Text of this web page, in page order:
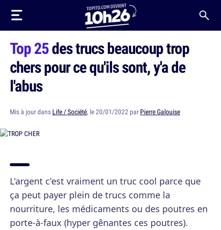
Top 25des trucs beaucoup trop
chers pour ce qu'ils sont, y'a de
l'abus
Mis à jour dans Life / Société, le 20/01/2022 par Pierre Galouise
L'argent c'est vraiment un truc cool parce que
ça peut payer plein de trucs comme la
nourriture, les médicaments ou des poutres en
porte-à-faux (hyper gênantes ces poutres).